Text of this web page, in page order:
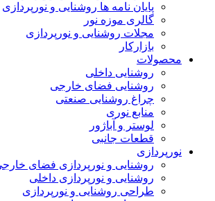
پایان نامه ها روشنایی و نورپردازی
گالری موزه نور
مجلات روشنایی و نورپردازی
بازارکار
محصولات
روشنایی داخلی
روشنایی فضای خارجی
چراغ روشنایی صنعتی
منابع نوری
لوستر و آباژور
قطعات جانبی
نورپردازی
روشنایی و نورپردازی فضای خارجی
روشنایی و نورپردازی داخلی
طراحی روشنایی و نورپردازی